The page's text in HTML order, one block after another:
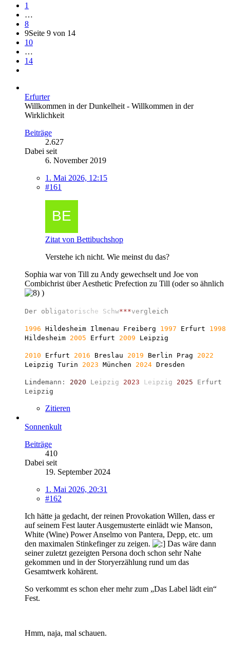
1
…
8
9Seite 9 von 14
10
…
14
Erfurter
Willkommen in der Dunkelheit - Willkommen in der
Wirklichkeit
Beiträge
2.627
Dabei seit
6. November 2019
1. Mai 2026, 12:15
#161
Zitat von Bettibuchshop
Verstehe ich nicht. Wie meinst du das?
Sophia war von Till zu Andy gewechselt und Joe von
Combichrist über Aesthetic Prefection zu Till (oder so ähnlich
)
De r o b l i gato ri sc he Sc hw***ve rg l ei c h
1996 Hildesheim Ilmenau Freiberg 1997 Erfurt 1998
Hildesheim 2005 Erfurt 2009 Leipzig
2010 Erfurt 2016 Breslau 2019 Berlin Prag 2022
Leipzig Turin 2023 München 2024 Dresden
L i ndemann : 2020 L ei pzi g 2023 L ei pzi g 2025 E rfu rt
L ei pzi g
Zitieren
Sonnenkult
Beiträge
410
Dabei seit
19. September 2024
1. Mai 2026, 20:31
#162
Ich hätte ja gedacht, der reinen Provokation Willen, dass er
auf seinem Fest lauter Ausgemusterte einlädt wie Manson,
White (Wine) Power Anselmo von Pantera, Depp, etc. um
den maximalen Stinkefinger zu zeigen.
Das wäre dann
seiner zuletzt gezeigten Persona doch schon sehr Nahe
gekommen und in der Storyerzählung rund um das
Gesamtwerk kohärent.
So verkommt es schon eher mehr zum „Das Label lädt ein“
Fest.
Hmm, naja, mal schauen.